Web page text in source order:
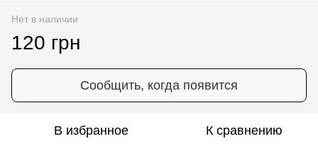
Нет в наличии
120 грн
Сообщить, когда появится
В избранное К сравнению